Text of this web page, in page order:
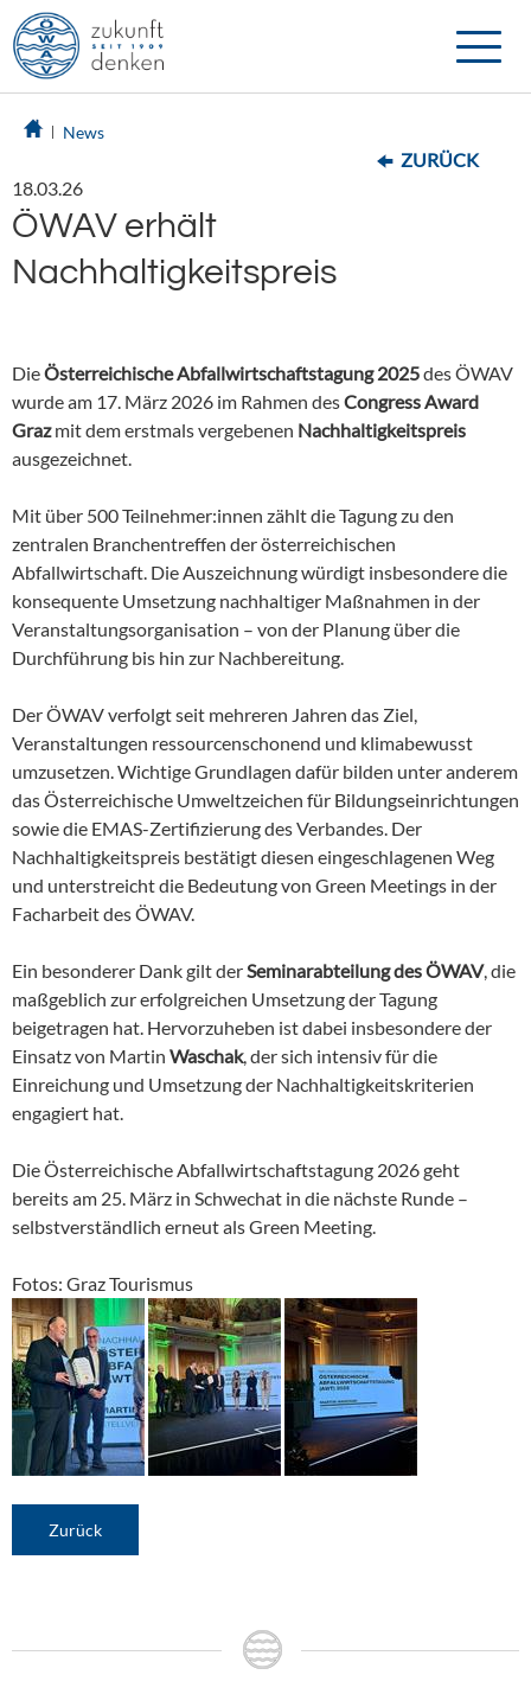
Toggle
News
ZURÜCK
18.03.26
ÖWAV erhält
Nachhaltigkeitspreis
DieÖsterreichische Abfallwirtschaftstagung 2025des ÖWAV
wurde am 17. März 2026 im Rahmen desCongress Award
Grazmit dem erstmals vergebenen Nachhaltigkeitspreis
ausgezeichnet.
Mit über 500 Teilnehmer:innen zählt die Tagung zu den
zentralen Branchentreffen der österreichischen
Abfallwirtschaft. Die Auszeichnung würdigt insbesondere die
konsequente Umsetzung nachhaltiger Maßnahmen in der
Veranstaltungsorganisation – von der Planung über die
Durchführung bis hin zur Nachbereitung.
Der ÖWAV verfolgt seit mehreren Jahren das Ziel,
Veranstaltungen ressourcenschonend und klimabewusst
umzusetzen. Wichtige Grundlagen dafür bilden unter anderem
das Österreichische Umweltzeichen für Bildungseinrichtungen
sowie die EMAS-Zertifizierung des Verbandes. Der
Nachhaltigkeitspreis bestätigt diesen eingeschlagenen Weg
und unterstreicht die Bedeutung von Green Meetings in der
Facharbeit des ÖWAV.
Ein besonderer Dank gilt derSeminarabteilung des ÖWAV, die
maßgeblich zur erfolgreichen Umsetzung der Tagung
beigetragen hat. Hervorzuheben ist dabei insbesondere der
Einsatz von Martin Waschak, der sich intensiv für die
Einreichung und Umsetzung der Nachhaltigkeitskriterien
engagiert hat.
Die Österreichische Abfallwirtschaftstagung 2026 geht
bereits am 25. März in Schwechat in die nächste Runde –
selbstverständlich erneut als Green Meeting.
Fotos: Graz Tourismus
Zurück